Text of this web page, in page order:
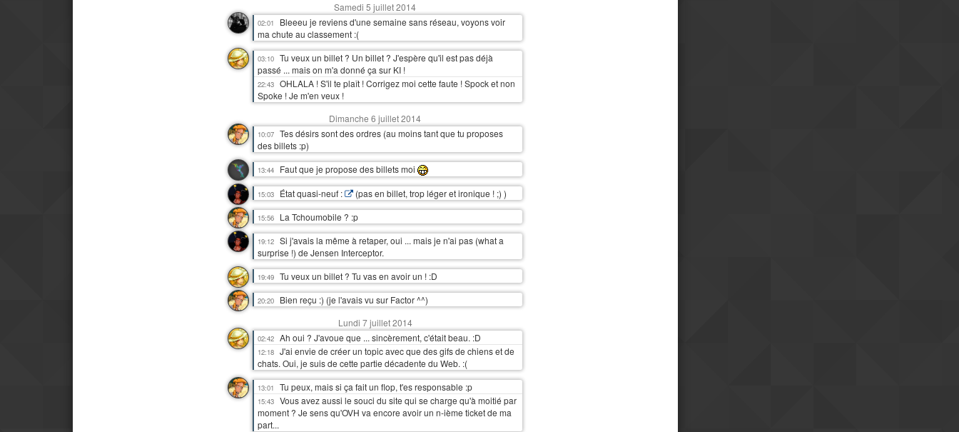
Samedi 5 juillet 2014
02:01
Bleeeu je reviens d'une semaine sans réseau, voyons voir
ma chute au classement :(
03:10 Tu veux un billet ? Un billet ? J'espère qu'il est pas déjà
passé ... mais on m'a donné ça sur KI !
22:43 OHLALA ! S'il te plaît ! Corrigez moi cette faute ! Spock et non
Spoke ! Je m'en veux !
Dimanche 6 juillet 2014
10:07 Tes désirs sont des ordres (au moins tant que tu proposes
des billets :p)
13:44 Faut que je propose des billets moi
15:03 État quasi-neuf : (pas en billet, trop léger et ironique ! ;) )
15:56 La Tchoumobile ? :p
19:12 Si j'avais la même à retaper, oui ... mais je n'ai pas (what a
surprise !) de Jensen Interceptor.
19:49 Tu veux un billet ? Tu vas en avoir un ! :D
20:20
Bien reçu :) (je l'avais vu sur Factor ^^)
Lundi 7 juillet 2014
02:42 Ah oui ? J'avoue que ... sincèrement, c'était beau. :D
12:18 J'ai envie de créer un topic avec que des gifs de chiens et de
chats. Oui, je suis de cette partie décadente du Web. :(
13:01 Tu peux, mais si ça fait un flop, t'es responsable :p
15:43 Vous avez aussi le souci du site qui se charge qu'à moitié par
moment ? Je sens qu'OVH va encore avoir un n-ième ticket de ma
part...